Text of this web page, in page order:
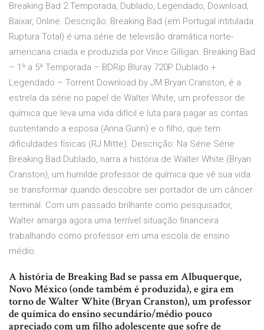
Breaking Bad 2 Temporada, Dublado, Legendado, Download,
Baixar, Online. Descrição: Breaking Bad (em Portugal intitulada
Ruptura Total) é uma série de televisão dramática norte-
americana criada e produzida por Vince Gilligan. Breaking Bad
– 1ª a 5ª Temporada – BDRip Bluray 720P Dublado +
Legendado – Torrent Download by JM Bryan Cranston, é a
estrela da série no papel de Walter White, um professor de
química que leva uma vida difícil e luta para pagar as contas
sustentando a esposa (Anna Gunn) e o filho, que tem
dificuldades físicas (RJ Mitte). Descrição: Na Série Série
Breaking Bad Dublado, narra a história de Walter White (Bryan
Cranston), um humilde professor de química que vê sua vida
se transformar quando descobre ser portador de um câncer
terminal. Com um passado brilhante como pesquisador,
Walter amarga agora uma terrível situação financeira
trabalhando como professor em uma escola de ensino
médio.
A história de Breaking Bad se passa em Albuquerque,
Novo México (onde também é produzida), e gira em
torno de Walter White (Bryan Cranston), um professor
de química do ensino secundário/médio pouco
apreciado com um filho adolescente que sofre de